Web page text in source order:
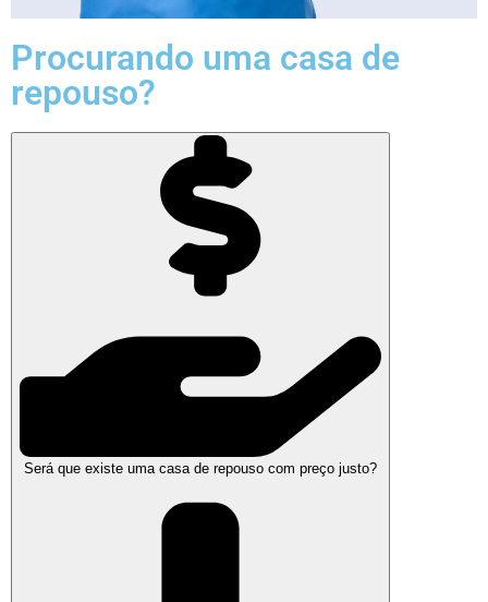
Procurando uma casa de
repouso?
Será que existe uma casa de repouso com preço justo?